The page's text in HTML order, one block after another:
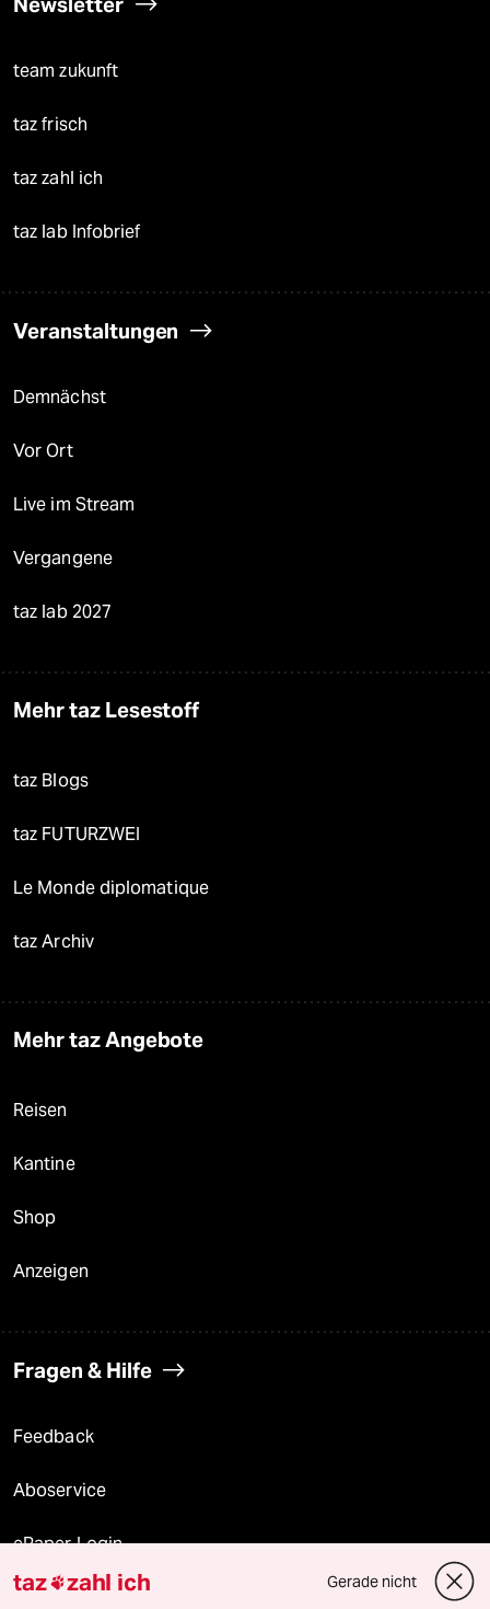
team zukunft
taz frisch
taz zahl ich
taz lab Infobrief
Veranstaltungen
Demnächst
Vor Ort
Live im Stream
Vergangene
taz lab 2027
Mehr taz Lesestoff
taz Blogs
taz FUTURZWEI
Le Monde diplomatique
taz Archiv
Mehr taz Angebote
Reisen
Kantine
Shop
Anzeigen
Fragen & Hilfe
Feedback
Aboservice
ePaper Login
Downloads für Abonnierende
taz zahl ich Gerade nicht